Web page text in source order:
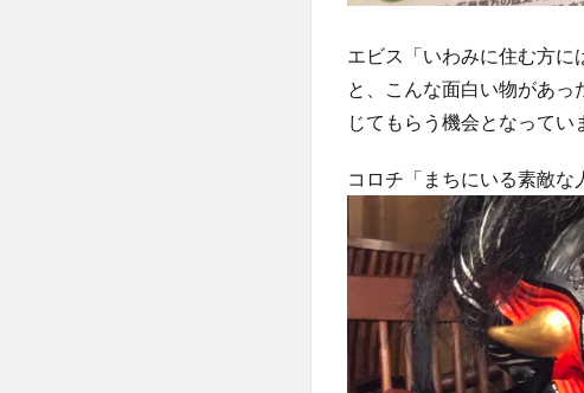
エビス「いわみに住む方
と、こんな面白い物があ
じてもらう機会となってい
コロチ「まちにいる素敵な